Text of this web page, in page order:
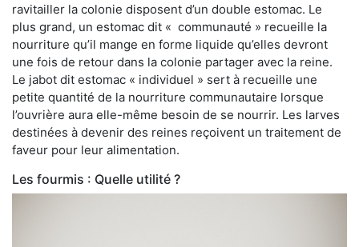
ravitailler la colonie disposent d’un double estomac. Le
plus grand, un estomac dit « communauté » recueille la
nourriture qu’il mange en forme liquide qu’elles devront
une fois de retour dans la colonie partager avec la reine.
Le jabot dit estomac « individuel » sert à recueille une
petite quantité de la nourriture communautaire lorsque
l’ouvrière aura elle-même besoin de se nourrir. Les larves
destinées à devenir des reines reçoivent un traitement de
faveur pour leur alimentation.
Les fourmis : Quelle utilité ?